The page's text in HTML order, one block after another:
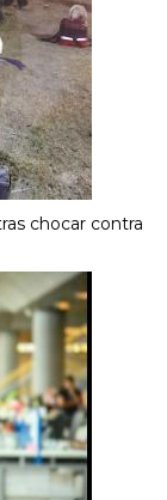
chocar contra